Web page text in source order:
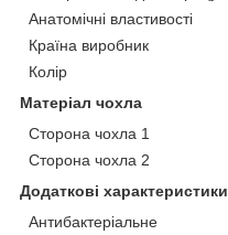
Анатомічні властивості
Країна виробник
Колір
Матеріал чохла
Сторона чохла 1
Сторона чохла 2
Додаткові характеристики
Антибактеріальне